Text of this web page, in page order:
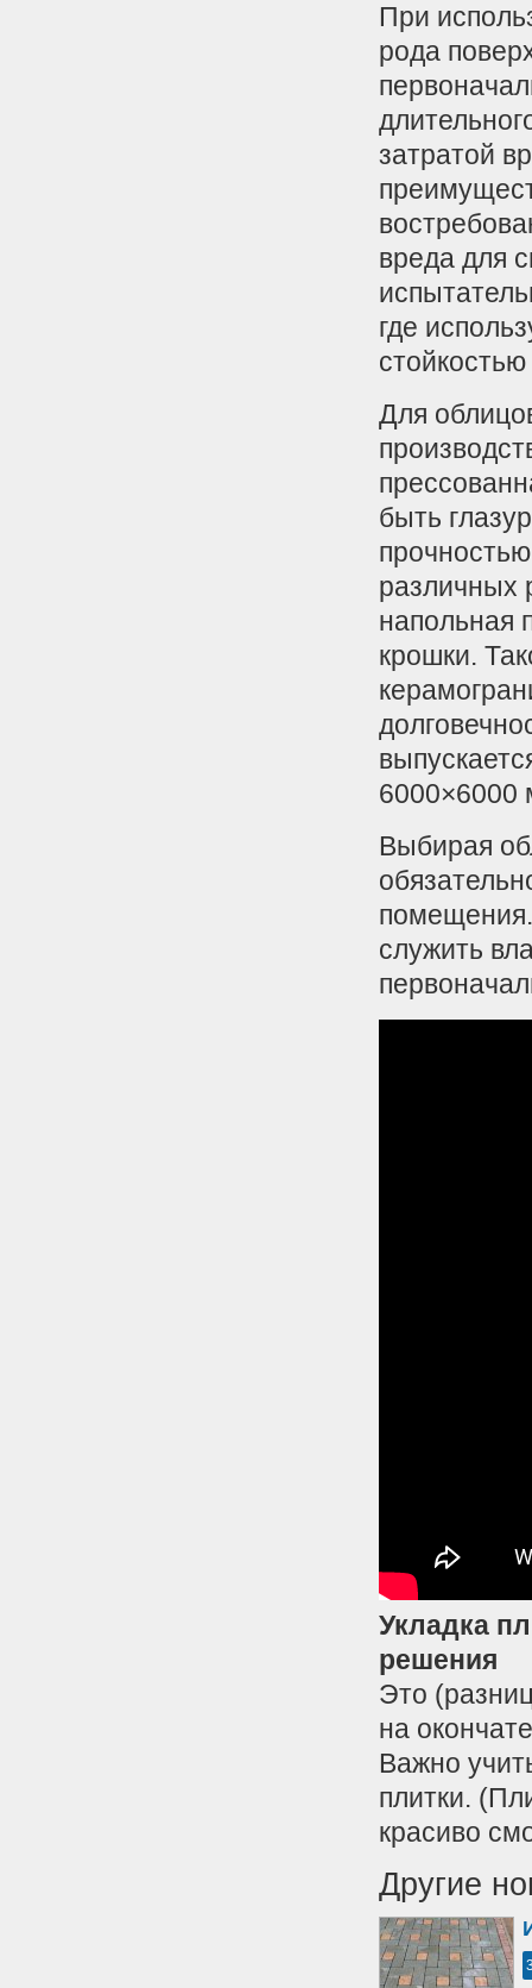
При
рода
затратой
вреда для
где
Для
быть
различных
напольная
крошки.
6000×6000
Выбирая
служить
Укладка
решения
Это
на
Важно
плитки.
красиво
Другие